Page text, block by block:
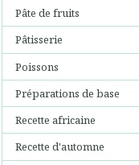
Pâte de fruits
Pâtisserie
Poissons
Préparations de base
Recette africaine
Recette d'automne